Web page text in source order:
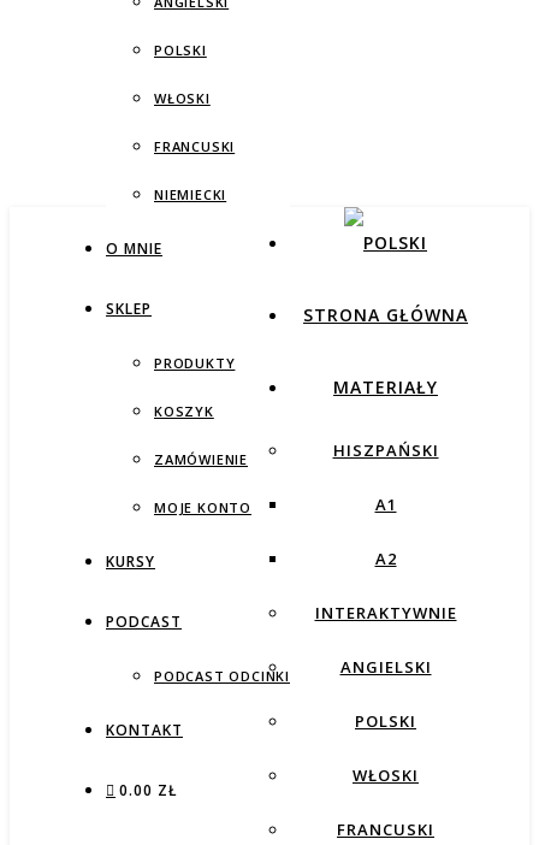
POLSKI
WŁOSKI
FRANCUSKI
NIEMIECKI
O MNIE
SKLEP
PRODUKTY
KOSZYK
ZAMÓWIENIE
MOJE KONTO
KURSY
PODCAST
PODCAST ODCINKI
KONTAKT
0.00 ZŁ
STRONA GŁÓWNA
MATERIAŁY
HISZPAŃSKI
A1
A2
INTERAKTYWNIE
ANGIELSKI
POLSKI
WŁOSKI
FRANCUSKI